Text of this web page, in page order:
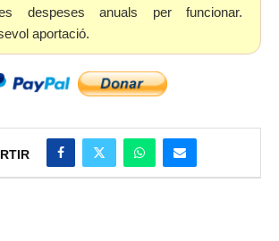
despeses anuals per funcionar.
aportació.